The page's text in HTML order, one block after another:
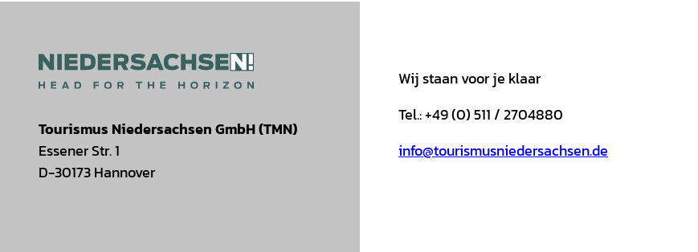
Tourismus Niedersachsen GmbH (TMN)
Essener Str. 1
D-30173 Hannover
Wij staan voor je klaar
Tel.: +49 (0) 511 / 2704880
info@tourismusniedersachsen.de